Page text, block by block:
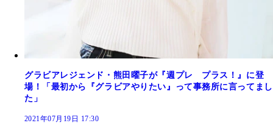
グラビアレジェンド・熊田曜子が『週プレ プラス！』に登
場！「最初から『グラビアやりたい』って事務所に言ってまし
た」
2021年07月19日 17:30